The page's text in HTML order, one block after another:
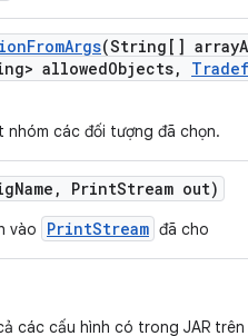
FromArgs(String[] array
allowedObjects,
nhóm các đối tượng đã chọn.
Name , PrintStream out)
vào PrintStream đã cho
các cấu hình có trong JAR